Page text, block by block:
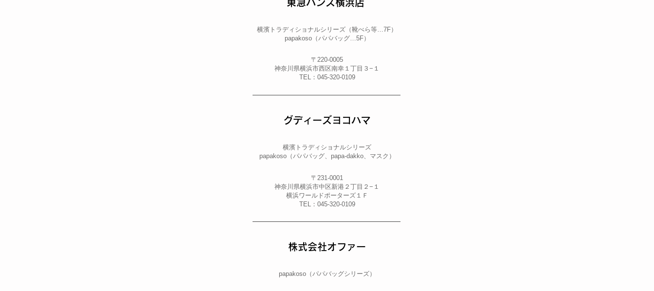
東急ハンズ横浜店
横濱トラディショナルシリーズ（靴べら等…7F）
papakoso（パパバッグ…5F）
〒220-0005
神奈川県横浜市西区南幸１丁目３−１
TEL：045-320-0109
グディーズヨコハマ
横濱トラディショナルシリーズ
papakoso（パパバッグ、papa-dakko、マスク）
〒231-0001
神奈川県横浜市中区新港２丁目２−１
横浜ワールドポーターズ１Ｆ
TEL：045-320-0109
株式会社オファー
papakoso（パパバッグシリーズ）